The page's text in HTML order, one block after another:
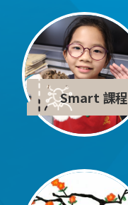
Smart 課程